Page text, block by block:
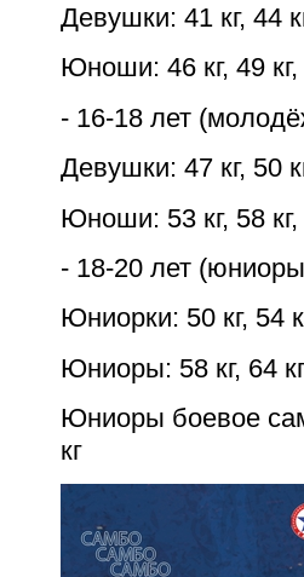
Девушки: 41 кг, 44
Юноши: 46 кг, 49 кг,
- 16-18 лет
Девушки: 47 кг, 50
Юноши: 53 кг, 58 кг,
- 18-20 лет
Юниорки: 50 кг, 54
Юниоры: 58 кг, 64
Юниоры боевое
кг